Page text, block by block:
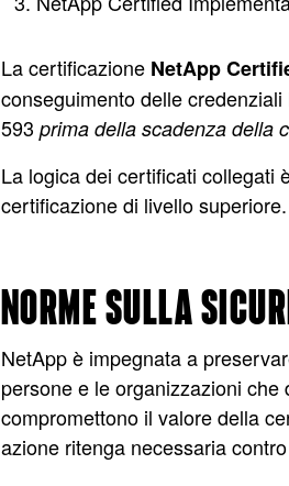
La certificazione NetApp
conseguimento delle
593 prima della scadenza della
La logica dei certificati collegati
certificazione di livello
NORME SULLA
NetApp è impegnata a
persone e le organizzazioni
compromettono il valore della
azione ritenga necessaria